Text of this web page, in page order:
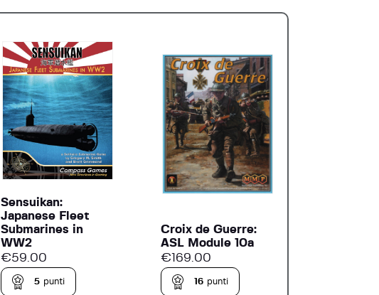
Sensuikan:
Japanese Fleet
Submarines in
WW2
€59.00
5 punti
Croix de Guerre:
ASL Module 10a
€169.00
16 punti